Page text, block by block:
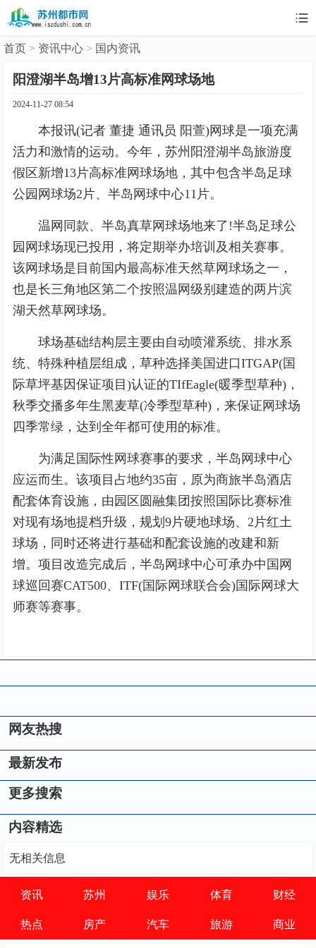

首页 > 资讯中心 > 国内资讯
阳澄湖半岛增13片高标准网球场地
2024-11-27 08:54
本报讯(记者 董捷 通讯员 阳萱)网球是一项充满
活力和激情的运动。今年，苏州阳澄湖半岛旅游度
假区新增13片高标准网球场地，其中包含半岛足球
公园网球场2片、半岛网球中心11片。
温网同款、半岛真草网球场地来了!半岛足球公
园网球场现已投用，将定期举办培训及相关赛事。
该网球场是目前国内最高标准天然草网球场之一，
也是长三角地区第二个按照温网级别建造的两片滨
湖天然草网球场。
球场基础结构层主要由自动喷灌系统、排水系
统、特殊种植层组成，草种选择美国进口ITGAP(国
际草坪基因保证项目)认证的TIfEagle(暖季型草种)，
秋季交播多年生黑麦草(冷季型草种)，来保证网球场
四季常绿，达到全年都可使用的标准。
为满足国际性网球赛事的要求，半岛网球中心
应运而生。该项目占地约35亩，原为商旅半岛酒店
配套体育设施，由园区圆融集团按照国际比赛标准
对现有场地提档升级，规划9片硬地球场、2片红土
球场，同时还将进行基础和配套设施的改建和新
增。项目改造完成后，半岛网球中心可承办中国网
球巡回赛CAT500、ITF(国际网球联合会)国际网球大
师赛等赛事。
网友热搜
最新发布
更多搜索
内容精选
无相关信息
资讯 苏州 娱乐 体育 财经
热点 房产 汽车 旅游 商业